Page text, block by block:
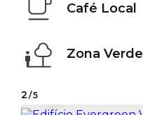
Café Local
Zona Verde
2 /5